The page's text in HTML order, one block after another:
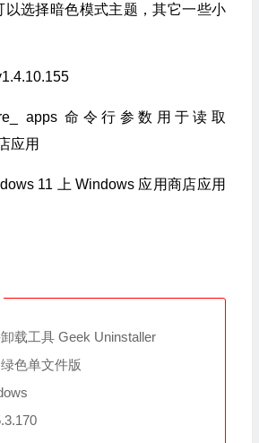
以选择暗色模式主题，其它一些小
apps 命令行参数用于读取
应用
11 上 Windows 应用商店应用
载工具 Geek Uninstaller
色单文件版